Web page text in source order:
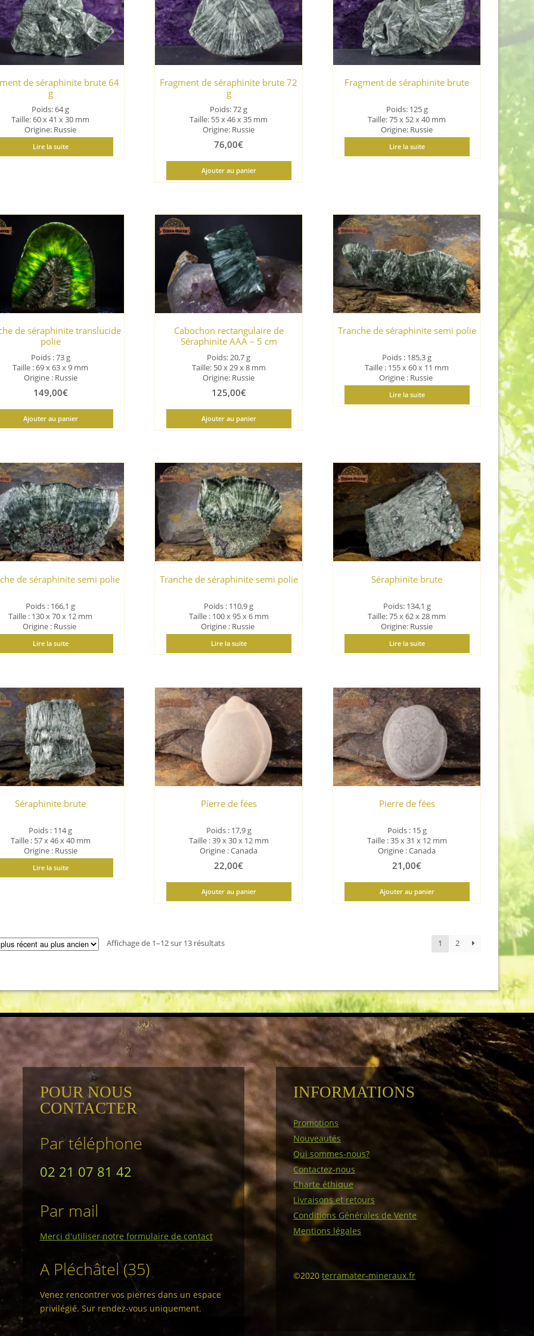
ancien
de séraphinite brute 64
g
Poids: 64 g
Taille: 60 x 41 x 30 mm
Origine: Russie
Lire la suite
Fragment de séraphinite brute 72
g
Poids: 72 g
Taille: 55 x 46 x 35 mm
Origine: Russie
76,00€
Ajouter au panier
Fragment de séraphinite brute
Poids: 125 g
Taille: 75 x 52 x 40 mm
Origine: Russie
Lire la suite
de séraphinite translucide
polie
Poids : 73 g
Taille : 69 x 63 x 9 mm
Origine : Russie
149,00€
Ajouter au panier
Cabochon rectangulaire de
Séraphinite AAA – 5 cm
Poids: 20,7 g
Taille: 50 x 29 x 8 mm
Origine: Russie
125,00€
Ajouter au panier
Tranche de séraphinite semi polie
Poids : 185,3 g
Taille : 155 x 60 x 11 mm
Origine : Russie
Lire la suite
de séraphinite semi polie
Poids : 166,1 g
Taille : 130 x 70 x 12 mm
Origine : Russie
Lire la suite
Tranche de séraphinite semi polie
Poids : 110,9 g
Taille : 100 x 95 x 6 mm
Origine : Russie
Lire la suite
Séraphinite brute
Poids: 134,1 g
Taille: 75 x 62 x 28 mm
Origine: Russie
Lire la suite
Séraphinite brute
Poids : 114 g
Taille : 57 x 46 x 40 mm
Origine : Russie
Lire la suite
Pierre de fées
Poids : 17,9 g
Taille : 39 x 30 x 12 mm
Origine : Canada
22,00€
Ajouter au panier
Pierre de fées
Poids : 15 g
Taille : 35 x 31 x 12 mm
Origine : Canada
21,00€
Ajouter au panier
Affichage de 1–12 sur 13 résultatsTrié
au
plus
ancien
1 2
POUR NOUS
CONTACTER
Par téléphone
02 21 07 81 42
Par mail
Merci d'utiliser notre formulaire de contact
A Pléchâtel (35)
Venez rencontrer vos pierres dans un espace
privilégié. Sur rendez-vous uniquement.
INFORMATIONS
Promotions
Nouveautés
Qui sommes-nous?
Contactez-nous
Charte éthique
Livraisons et retours
Conditions Générales de Vente
Mentions légales
©2020terramater-mineraux.fr